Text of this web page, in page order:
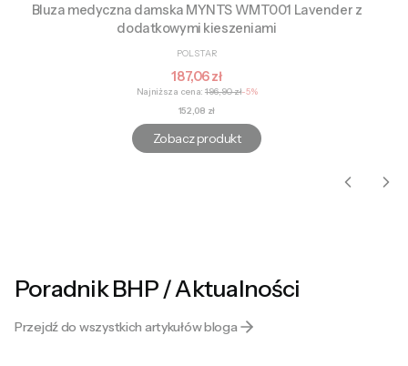
Bluza medyczna damska MYNTS WMT001 Lavender z
dodatkowymi kieszeniami
POLSTAR
Cena promocyjna
187,06 zł
Najniższa cena: 196,90 zł-5%
Cena
152,08 zł
Zobacz produkt
Poradnik BHP / Aktualności
Przejdź do wszystkich artykułów bloga